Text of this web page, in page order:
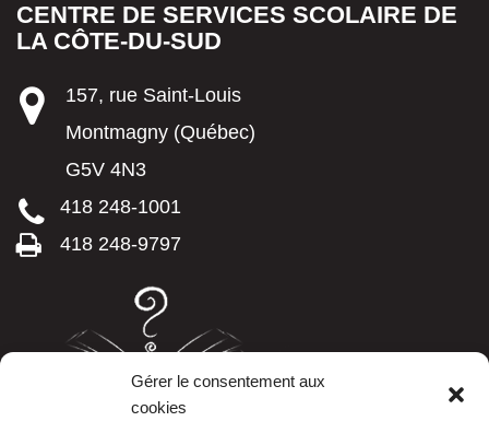
Gérer le consentement aux
cookies
CENTRE DE SERVICES SCOLAIRE DE
LA CÔTE-DU-SUD
157, rue Saint-Louis
Montmagny (Québec)
G5V 4N3
418 248-1001
418 248-9797